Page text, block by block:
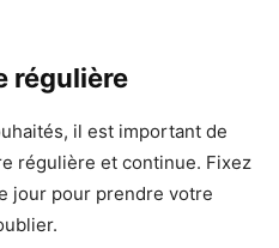
régulière
il est important de
régulière et continue. Fixez
jour pour prendre votre